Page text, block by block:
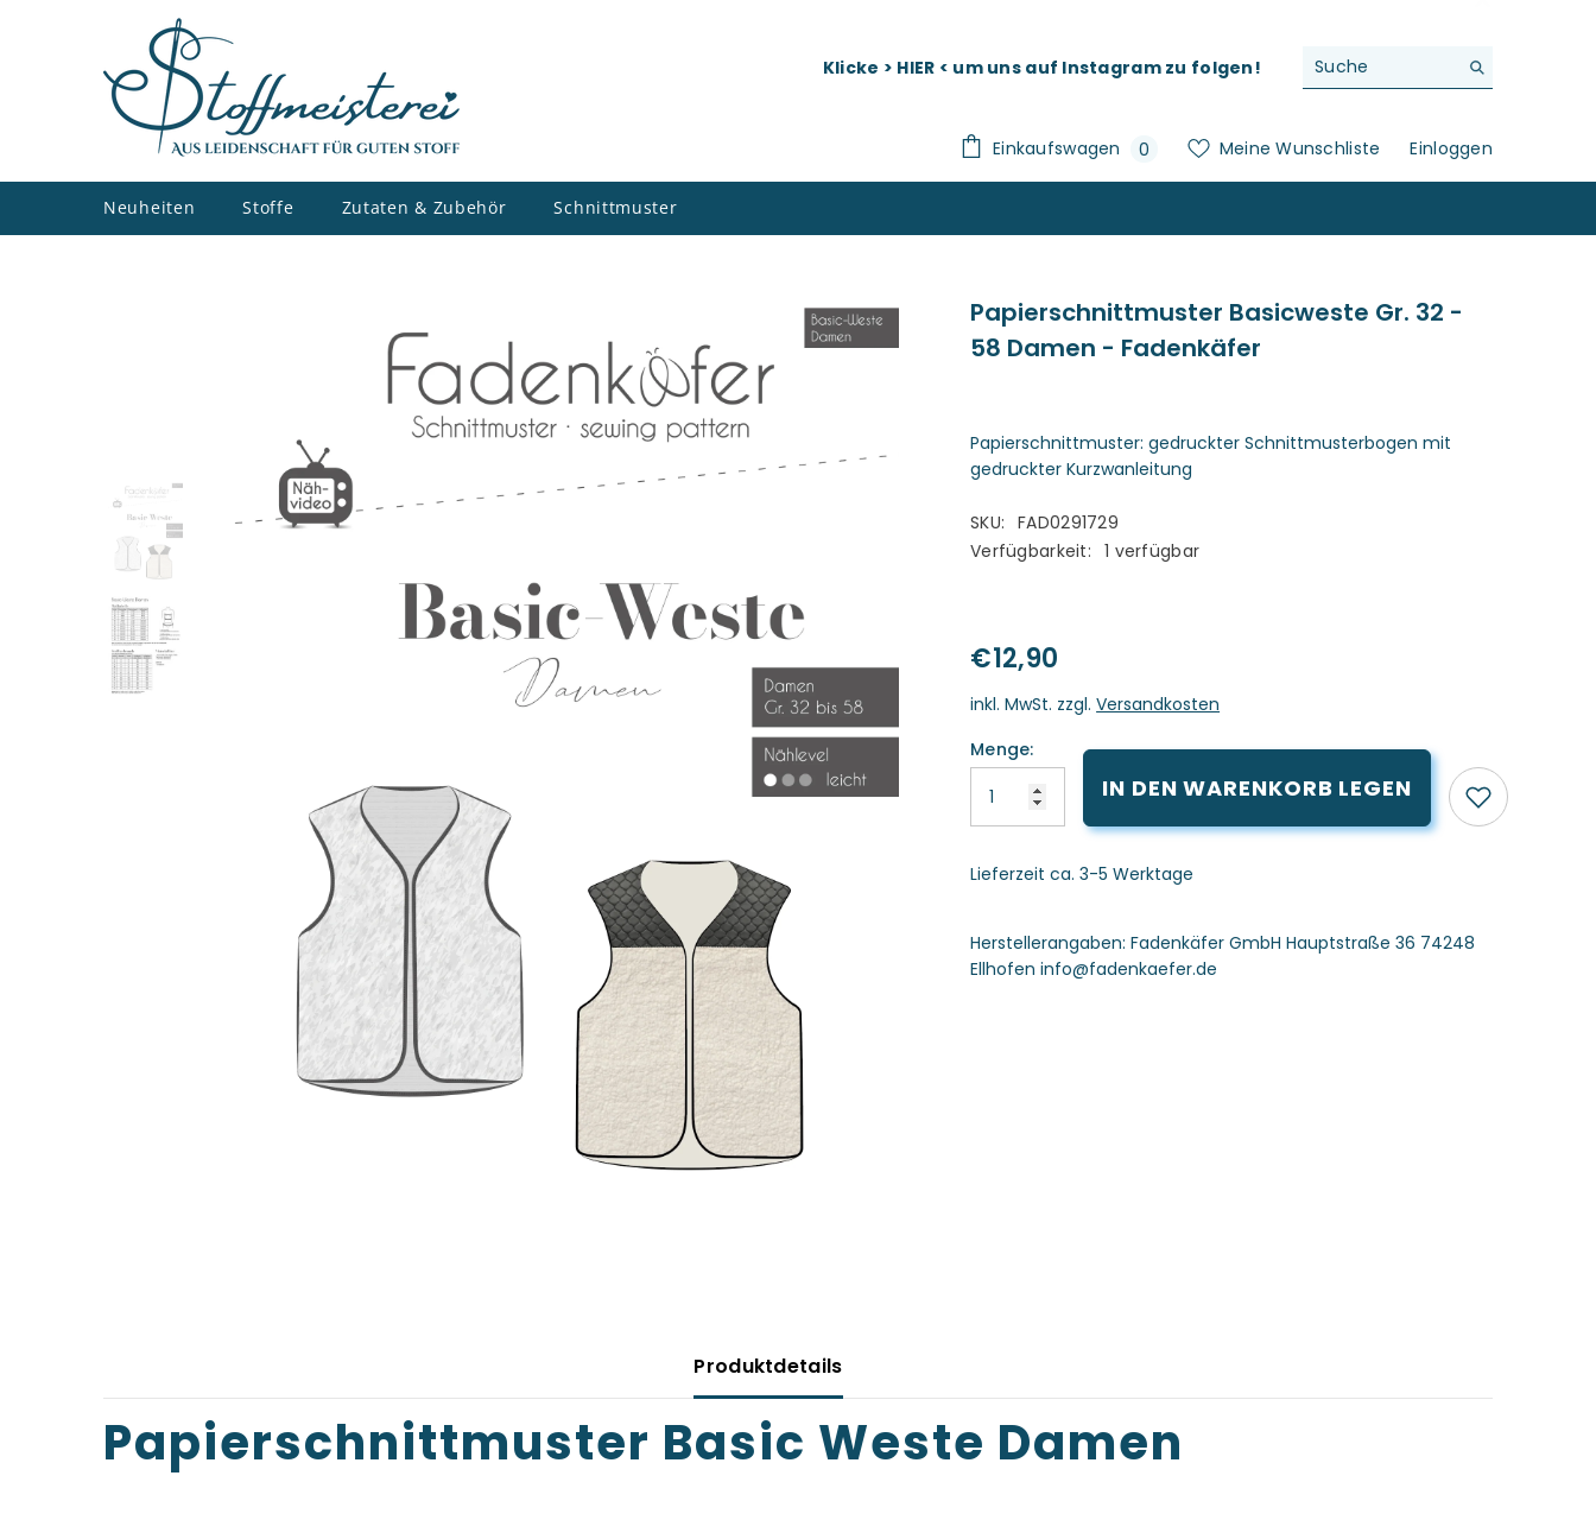
Klicke > HIER < um uns auf Instagram zu folgen!
Einkaufswagen 00
Meine Wunschliste Einloggen
Neuheiten Stoffe Zutaten & Zubehör Schnittmuster
Papierschnittmuster Basicweste Gr. 32 -
58 Damen - Fadenkäfer
Papierschnittmuster: gedruckter Schnittmusterbogen mit
gedruckter Kurzwanleitung
SKU:
FAD0291729
Verfügbarkeit: 1 verfügbar
€12,90
inkl. MwSt. zzgl.Versandkosten
Menge:
IN DEN WARENKORB LEGEN
Lieferzeit ca. 3-5 Werktage
Herstellerangaben:Fadenkäfer GmbH Hauptstraße 36 74248
Ellhofen info@fadenkaefer.de
Produktdetails
Papierschnittmuster Basic Weste Damen